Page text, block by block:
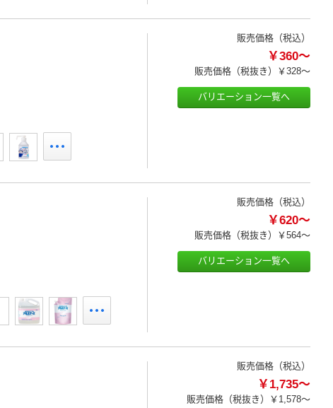
販売価格（税込）
￥360～
販売価格（税抜き） ￥328～
バリエーション一覧へ
販売価格（税込）
￥620～
販売価格（税抜き） ￥564～
バリエーション一覧へ
販売価格（税込）
￥1,735～
販売価格（税抜き） ￥1,578～